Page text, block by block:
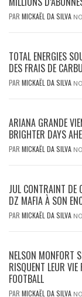
PAR MICKAËL DA SILVA
TOTAL ENERGIES
DES FRAIS DE
PAR MICKAËL DA SILVA
ARIANA GRANDE
BRIGHTER DAYS
PAR MICKAËL DA SILVA
JUL CONTRAINT DE
DZ MAFIA À SON
PAR MICKAËL DA SILVA
NELSON MONFORT
RISQUENT LEUR
FOOTBALL
PAR MICKAËL DA SILVA